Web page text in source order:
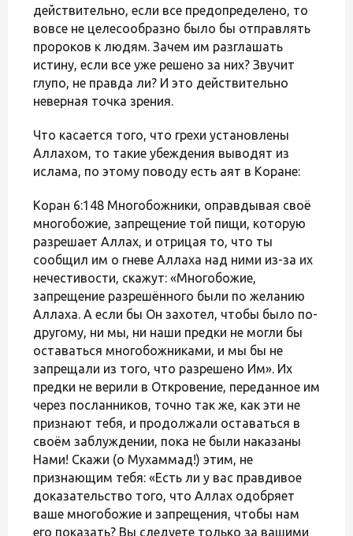
действительно, если все предопределено, то
вовсе не целесообразно было бы отправлять
пророков к людям. Зачем им разглашать
истину, если все уже решено за них? Звучит
глупо, не правда ли? И это действительно
неверная точка зрения.
Что касается того, что грехи установлены
Аллахом, то такие убеждения выводят из
ислама, по этому поводу есть аят в Коране:
Коран 6:148 Многобожники, оправдывая своё
многобожие, запрещение той пищи, которую
разрешает Аллах, и отрицая то, что ты
сообщил им о гневе Аллаха над ними из-за их
нечестивости, скажут: «Многобожие,
запрещение разрешённого были по желанию
Аллаха. А если бы Он захотел, чтобы было по-
другому, ни мы, ни наши предки не могли бы
оставаться многобожниками, и мы бы не
запрещали из того, что разрешено Им». Их
предки не верили в Откровение, переданное им
через посланников, точно так же, как эти не
признают тебя, и продолжали оставаться в
своём заблуждении, пока не были наказаны
Нами! Скажи (о Мухаммад!) этим, не
признающим тебя: «Есть ли у вас правдивое
доказательство того, что Аллах одобряет
ваше многобожие и запрещения, чтобы нам
его показать? Вы следуете только за вашими